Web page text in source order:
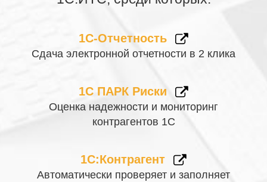
1С-Отчетность
Сдача электронной отчетности в 2 клика
1С ПАРК Риски
Оценка надежности и мониторинг
контрагентов 1С
1С:Контрагент
Автоматически проверяет и заполняет